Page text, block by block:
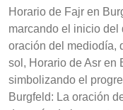
Horario de Fajr en
marcando el inicio del
oración del mediodía,
sol, Horario de Asr en
simbolizando el
Burgfeld: La oración